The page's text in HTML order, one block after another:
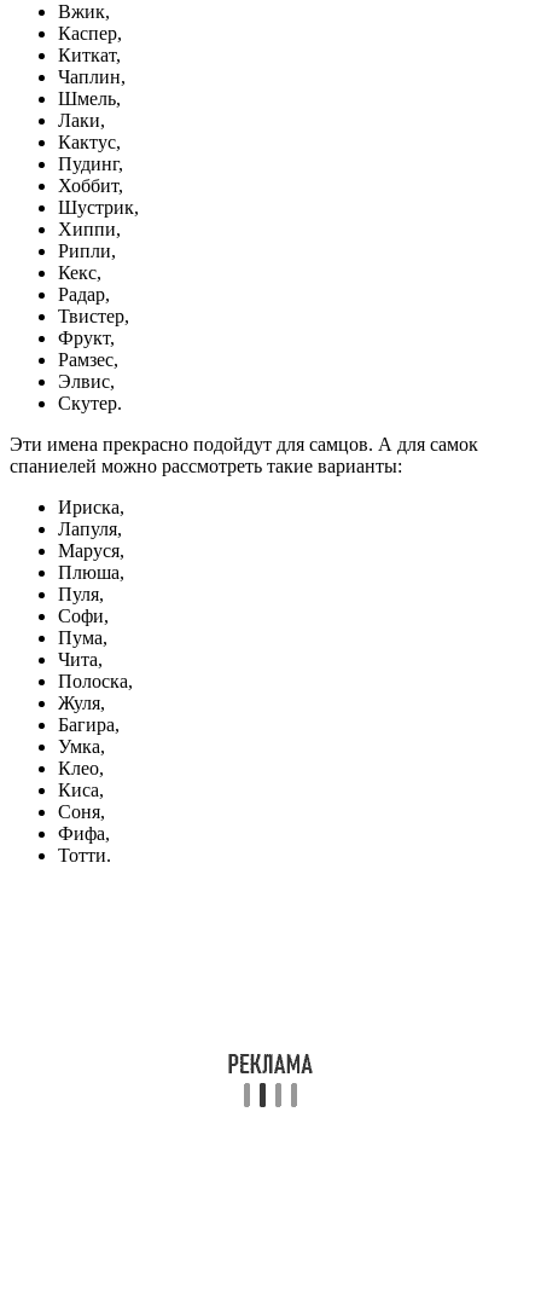
Вжик,
Каспер,
Киткат,
Чаплин,
Шмель,
Лаки,
Кактус,
Пудинг,
Хоббит,
Шустрик,
Хиппи,
Рипли,
Кекс,
Радар,
Твистер,
Фрукт,
Рамзес,
Элвис,
Скутер.
Эти имена прекрасно подойдут для самцов. А для самок
спаниелей можно рассмотреть такие варианты:
Ириска,
Лапуля,
Маруся,
Плюша,
Пуля,
Софи,
Пума,
Чита,
Полоска,
Жуля,
Багира,
Умка,
Клео,
Киса,
Соня,
Фифа,
Тотти.